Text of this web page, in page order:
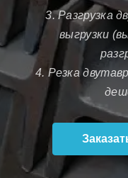
3. Разгрузка
выгрузки
4. Резка